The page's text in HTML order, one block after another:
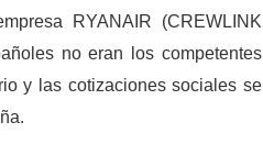
RYANAIR (CREWLINK
no eran los competentes
y las cotizaciones sociales se